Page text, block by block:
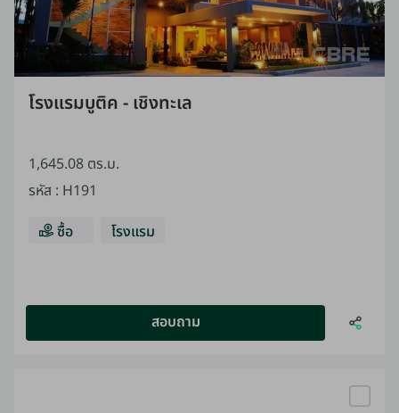
โรงแรมบูติค - เชิงทะเล
1,645.08 ตร.ม.
รหัส : H191
ซื้อ
โรงแรม
สอบถาม